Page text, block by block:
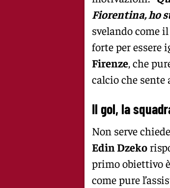
Fiorentina, ho
svelando come
forte per essere
Firenze, che
calcio che sente
Il gol, la
Non serve
Edin Dzeko
primo obiettivo
come pure